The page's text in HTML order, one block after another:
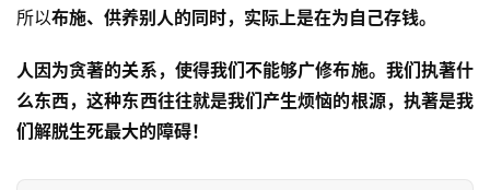
视
纪
录
所以布施、供养别人的同时，实际上是在为自己存钱。
人因为贪著的关系，使得我们不能够广修布施。我们执著什
么东西，这种东西往往就是我们产生烦恼的根源，执著是我
们解脱生死最大的障碍！